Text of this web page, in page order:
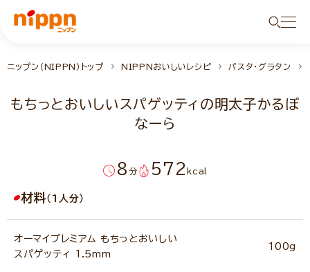
ニップン（NIPPN）トップ NIPPNおいしいレシピ パスタ・グラタン
もちっとおいしいスパゲッティの明太子かるぼ
なーら
8 分 572kcal
材料（1人分）
オーマイプレミアム もちっとおいしい
スパゲッティ 1.5mm
100g